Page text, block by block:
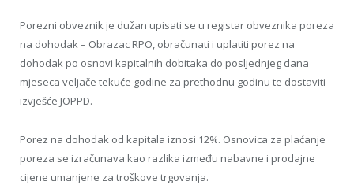
Porezni obveznik je dužan upisati se u registar obveznika poreza
na dohodak – Obrazac RPO, obračunati i uplatiti porez na
dohodak po osnovi kapitalnih dobitaka do posljednjeg dana
mjeseca veljače tekuće godine za prethodnu godinu te dostaviti
izvješće JOPPD.
Porez na dohodak od kapitala iznosi 12%. Osnovica za plaćanje
poreza se izračunava kao razlika između nabavne i prodajne
cijene umanjene za troškove trgovanja.